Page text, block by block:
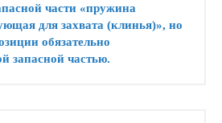
части «пружина
для захвата (клинья)», но
обязательно
запасной частью.